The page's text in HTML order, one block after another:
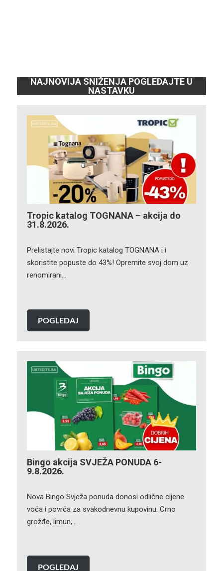
NAJNOVIJA SNIŽENJA POGLEDAJTE U
NASTAVKU
Tropic katalog TOGNANA – akcija do
31.8.2026.
Prelistajte novi Tropic katalog TOGNANA i i
skoristite popuste do 43%! Opremite svoj dom uz
renomirani…
POGLEDAJ
Bingo akcija SVJEŽA PONUDA 6-
9.8.2026.
Nova Bingo Svježa ponuda donosi odlične cijene
voća i povrća za svakodnevnu kupovinu. Crno
grožđe, limun,…
POGLEDAJ